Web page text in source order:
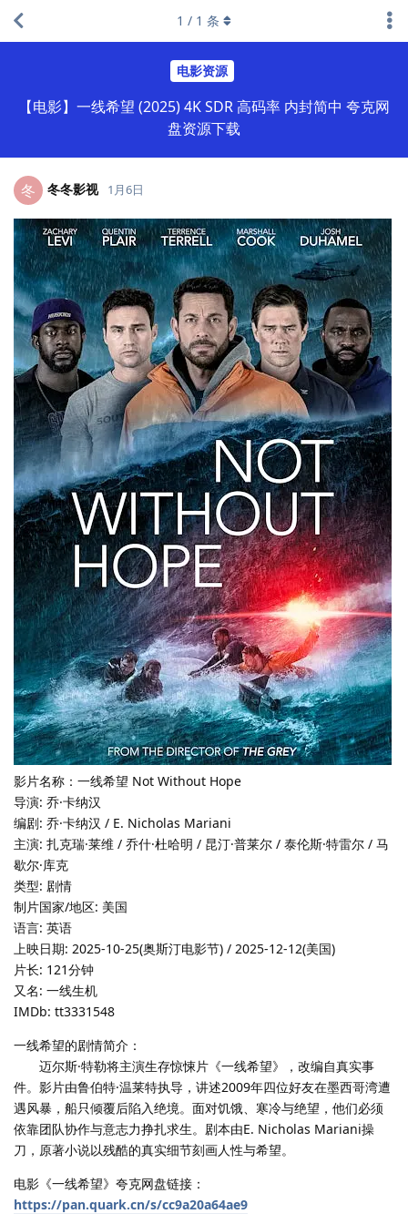
电影资源
【电影】一线希望 (2025) 4K SDR 高码率 内封简中 夸克网
盘资源下载
1 / 1 条
冬 冬冬影视 1月6日
影片名称：一线希望 Not Without Hope
导演: 乔·卡纳汉
编剧: 乔·卡纳汉 / E. Nicholas Mariani
主演: 扎克瑞·莱维 / 乔什·杜哈明 / 昆汀·普莱尔 / 泰伦斯·特雷尔 / 马
歇尔·库克
类型: 剧情
制片国家/地区: 美国
语言: 英语
上映日期: 2025-10-25(奥斯汀电影节) / 2025-12-12(美国)
片长: 121分钟
又名: 一线生机
IMDb: tt3331548
一线希望的剧情简介：
迈尔斯·特勒将主演生存惊悚片《一线希望》，改编自真实事
件。影片由鲁伯特·温莱特执导，讲述2009年四位好友在墨西哥湾遭
遇风暴，船只倾覆后陷入绝境。面对饥饿、寒冷与绝望，他们必须
依靠团队协作与意志力挣扎求生。剧本由E. Nicholas Mariani操
刀，原著小说以残酷的真实细节刻画人性与希望。
电影《一线希望》夸克网盘链接：
https://pan.quark.cn/s/cc9a20a64ae9